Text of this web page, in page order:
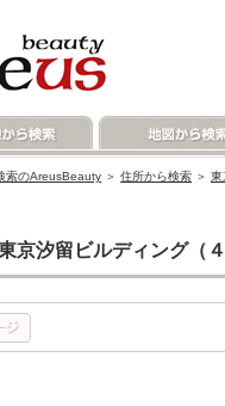
索のAreusBeauty ＞ 住所から検索 ＞ 東
京汐留ビルディング（